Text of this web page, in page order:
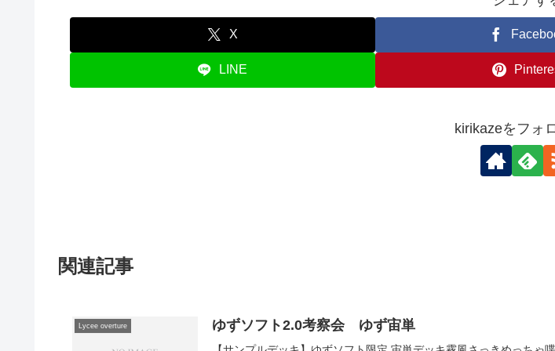
X
LINE
kirikazeをフォ
関連記事
Lycee overture ゆずソフト2.0考察会 ゆず宙単